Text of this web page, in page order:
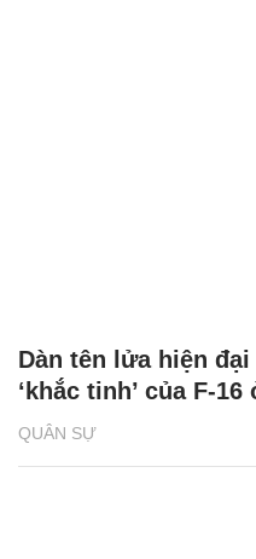
QUÂN SỰ
Dàn tên lửa hiện
‘khắc tinh’ của F-